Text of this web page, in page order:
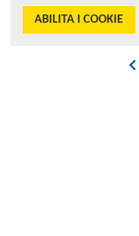
ABILITA I COOKIE